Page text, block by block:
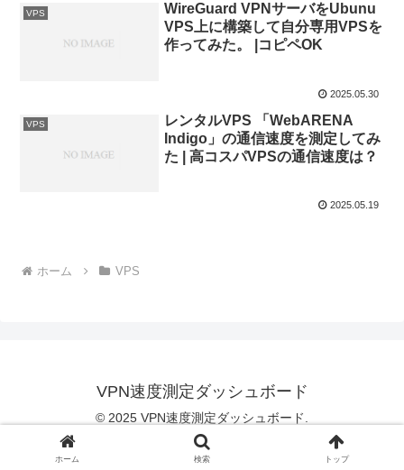
VPS
WireGuard VPNサーバをUbunu
VPS上に構築して自分専用VPSを
作ってみた。 |コピペOK
2025.05.30
VPS
レンタルVPS 「WebARENA
Indigo」の通信速度を測定してみ
た | 高コスパVPSの通信速度は？
2025.05.19
ホーム VPS
VPN速度測定ダッシュボード
© 2025 VPN速度測定ダッシュボード.
ホーム 検索 トップ